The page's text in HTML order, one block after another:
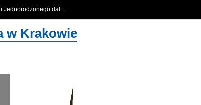
Jednorodzonego dał…
w Krakowie